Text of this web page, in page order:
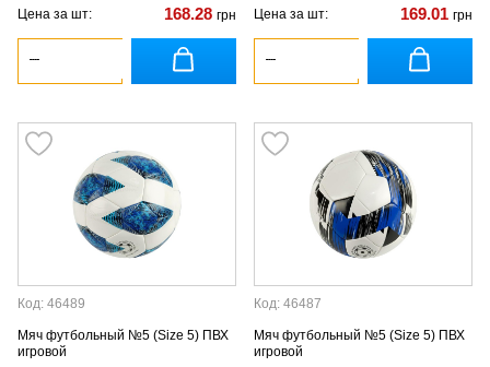
Цена за шт: 168.28 грн Цена за шт: 169.01 грн
Код: 46489
Мяч футбольный №5 (Size 5) ПВХ
игровой
Код: 46487
Мяч футбольный №5 (Size 5) ПВХ
игровой